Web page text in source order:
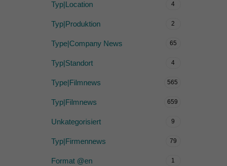
Typ|Location 4
Typ|Produktion 2
Type|Company News 65
Typ|Standort 4
Type|Filmnews 565
Typ|Filmnews 659
Unkategorisiert 9
Typ|Firmennews 79
Format @en 1